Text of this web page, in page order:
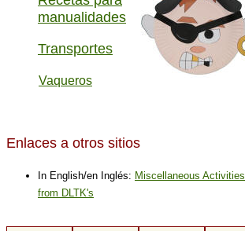
manualidades
Transportes
Vaqueros
Enlaces a otros sitios
In English/en Inglés: Miscellaneous Activities
from DLTK's